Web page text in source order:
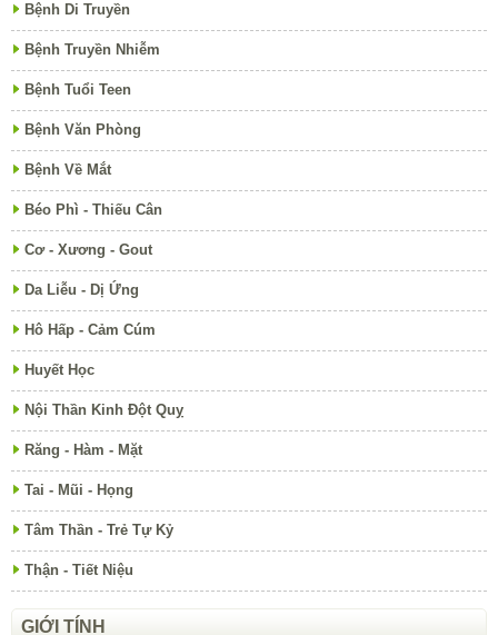
Bệnh Di Truyền
Bệnh Truyền Nhiễm
Bệnh Tuổi Teen
Bệnh Văn Phòng
Bệnh Về Mắt
Béo Phì - Thiếu Cân
Cơ - Xương - Gout
Da Liễu - Dị Ứng
Hô Hấp - Cảm Cúm
Huyết Học
Nội Thần Kinh Đột Quỵ
Răng - Hàm - Mặt
Tai - Mũi - Họng
Tâm Thần - Trẻ Tự Kỷ
Thận - Tiết Niệu
GIỚI TÍNH